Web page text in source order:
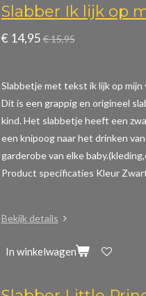
Slabber Ik lijk op
€ 14,95 € 15,95
Slabbetje met tekst ik lijk op mijn
Dit is een grappig en origineel
kind. Het slabbetje heeft een
een knipoog naar het drinken
garderobe van elke
Product specificaties Kleur
Bekijk details
In winkelwagen